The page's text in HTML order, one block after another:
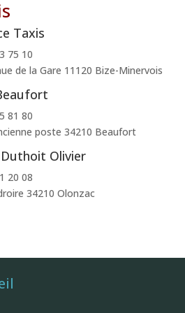
Taxis
75 10
de la Gare 11120 Bize-Minervois
81 80
poste 34210 Beaufort
Olivier
20 08
34210 Olonzac